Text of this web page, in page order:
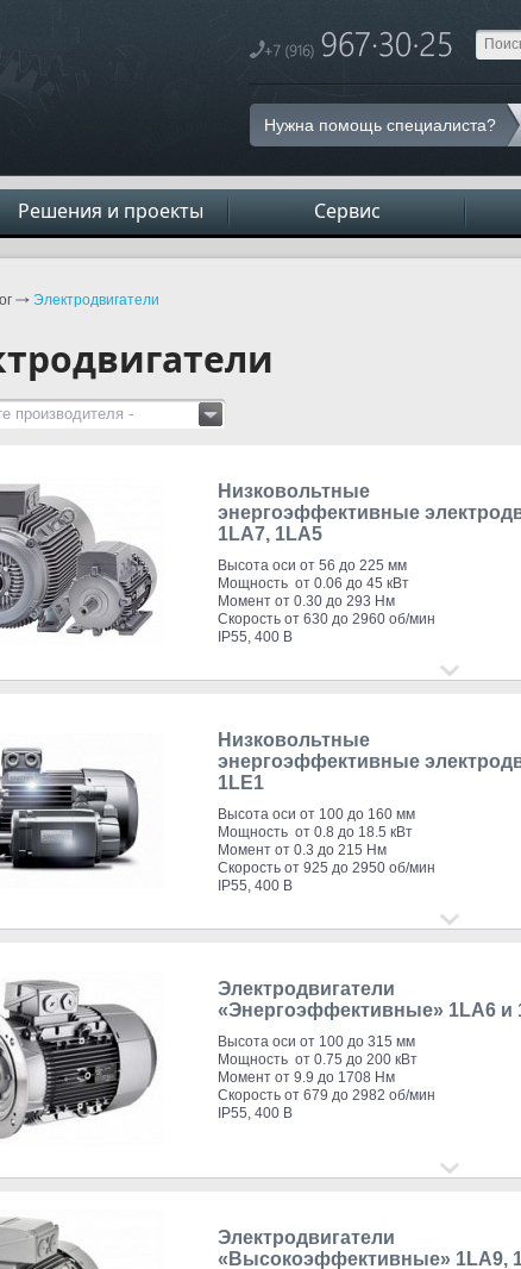
Нужна помощь специалиста?
Решения и проекты Сервис
Электродвигатели
производителя -
Низковольтные
энергоэффективные
1LA7, 1LA5
Высота оси от 56 до 225 мм
Мощность от 0.06 до 45 кВт
Момент от 0.30 до 293 Нм
Скорость от 630 до 2960 об/мин
IP55, 400 В
Низковольтные
энергоэффективные
1LE1
Высота оси от 100 до 160 мм
Мощность от 0.8 до 18.5 кВт
Момент от 0.3 до 215 Нм
Скорость от 925 до 2950 об/мин
IP55, 400 В
Электродвигатели
«Энергоэффективные» 1LA6 и
Высота оси от 100 до 315 мм
Мощность от 0.75 до 200 кВт
Момент от 9.9 до 1708 Нм
Скорость от 679 до 2982 об/мин
IP55, 400 В
Электродвигатели
«Высокоэффективные» 1LA9,